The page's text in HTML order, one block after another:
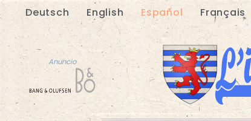
Deutsch English Español Français
Anuncio